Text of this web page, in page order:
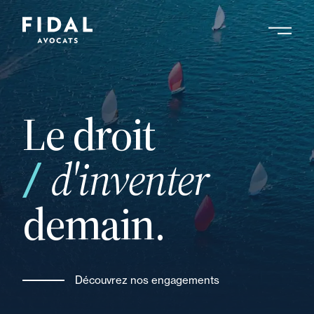
Aller
au
contenu
principalRechercher un mot clé, un professionnel ....
Le droit
d'inventer
demain.
Découvrez nos engagements